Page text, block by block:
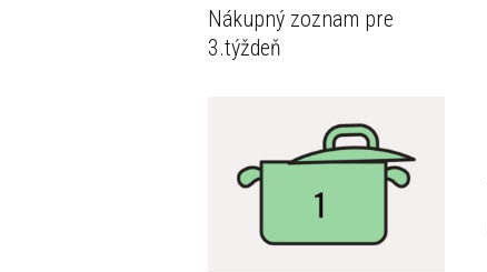
Nákupný zoznam pre
3.týždeň